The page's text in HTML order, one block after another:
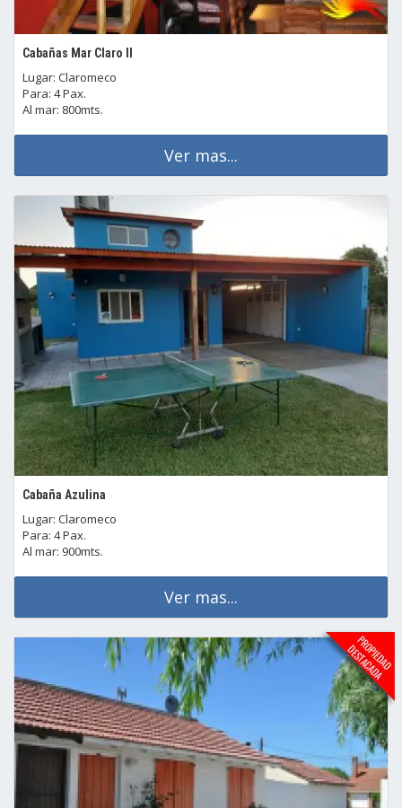
Cabañas Mar Claro II
Lugar: Claromeco
Para: 4 Pax.
Al mar: 800mts.
Ver mas...
Cabaña Azulina
Lugar: Claromeco
Para: 4 Pax.
Al mar: 900mts.
Ver mas...